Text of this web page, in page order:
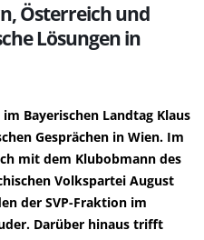
Österreich und
Lösungen in
Bayerischen Landtag Klaus
Gesprächen in Wien. Im
mit dem Klubobmann des
Volkspartei August
der SVP-Fraktion im
Darüber hinaus trifft